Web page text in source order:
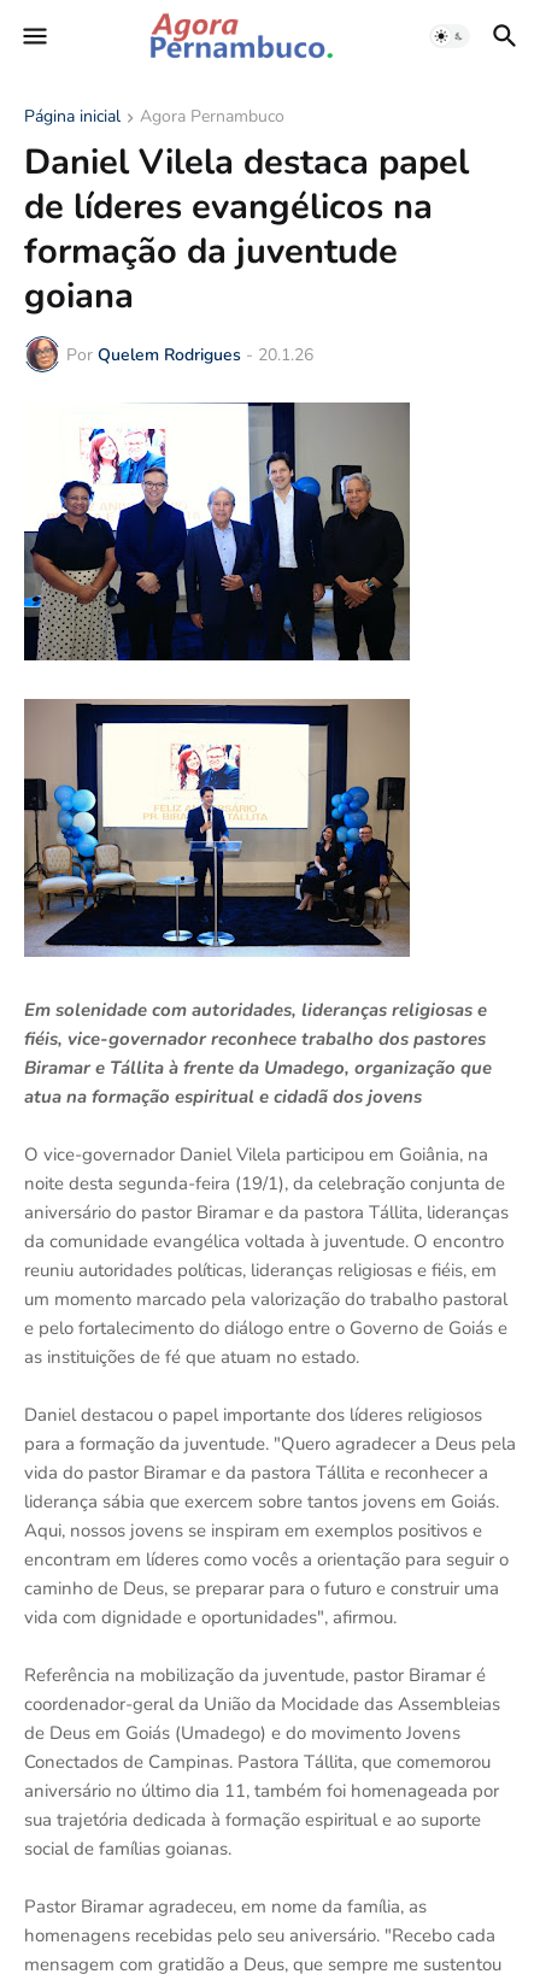
Página inicial Agora Pernambuco
Daniel Vilela destaca papel
de líderes evangélicos na
formação da juventude
goiana
Por Quelem Rodrigues - 20.1.26
Em solenidade com autoridades, lideranças religiosas e
fiéis, vice-governador reconhece trabalho dos pastores
Biramar e Tállita à frente da Umadego, organização que
atua na formação espiritual e cidadã dos jovens
O vice-governador Daniel Vilela participou em Goiânia, na
noite desta segunda-feira (19/1), da celebração conjunta de
aniversário do pastor Biramar e da pastora Tállita, lideranças
da comunidade evangélica voltada à juventude. O encontro
reuniu autoridades políticas, lideranças religiosas e fiéis, em
um momento marcado pela valorização do trabalho pastoral
e pelo fortalecimento do diálogo entre o Governo de Goiás e
as instituições de fé que atuam no estado.
Daniel destacou o papel importante dos líderes religiosos
para a formação da juventude. "Quero agradecer a Deus pela
vida do pastor Biramar e da pastora Tállita e reconhecer a
liderança sábia que exercem sobre tantos jovens em Goiás.
Aqui, nossos jovens se inspiram em exemplos positivos e
encontram em líderes como vocês a orientação para seguir o
caminho de Deus, se preparar para o futuro e construir uma
vida com dignidade e oportunidades", afirmou.
Referência na mobilização da juventude, pastor Biramar é
coordenador-geral da União da Mocidade das Assembleias
de Deus em Goiás (Umadego) e do movimento Jovens
Conectados de Campinas. Pastora Tállita, que comemorou
aniversário no último dia 11, também foi homenageada por
sua trajetória dedicada à formação espiritual e ao suporte
social de famílias goianas.
Pastor Biramar agradeceu, em nome da família, as
homenagens recebidas pelo seu aniversário. "Recebo cada
mensagem com gratidão a Deus, que sempre me sustentou